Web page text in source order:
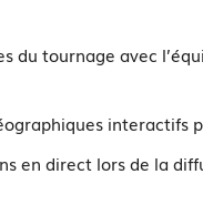
du tournage avec
interactifs
en direct lors de la